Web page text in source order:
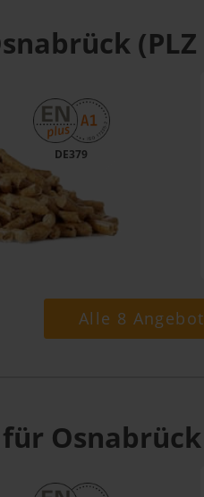
(PLZ
DE379
Alle 8
Osnabrück